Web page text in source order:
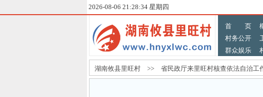
2026-08-06 21:28:34 星期四
首 页
村务公开
群众娱乐
湖南攸县里旺村 >> 省民政厅来里旺村核查依法自治